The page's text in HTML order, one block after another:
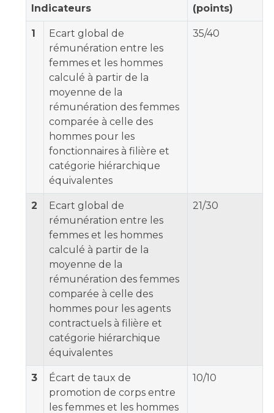
Charte Romain Jacob
Mouvement Parcours Handicap 13
Activité physique
Cancer
Médecine nucléaire
Maladies rares
Maternité Hôpital Nord
Vos représentants
La Commission Des Usagers (CDU)
Les Comités Locaux des Usagers
Le projet des usagers
Adresser un patient
Réseaux de soins
Adresser un examen au Laboratoire de Biologie
Médicale
Radiologie / Imagerie
Cancérologie
Les pôles d'activité médicale
Anatomie et Cytologie Pathologiques
Adresser un examen au Laboratoire d'Infectiologie
Centres de référence Maladies Rares
Plateforme d'Expertise Maladies Rares
Presse / Multimédia
Communiqués de presse
Dossiers de presse
Médiathèque
Fournisseurs
Rôles et missions
Liste des marchés conclus
Indicateurs
(points)
1
Ecart global de
rémunération entre les
femmes et les hommes
calculé à partir de la
moyenne de la
rémunération des femmes
comparée à celle des
hommes pour les
fonctionnaires à filière et
catégorie hiérarchique
équivalentes
35/40
2
Ecart global de
rémunération entre les
femmes et les hommes
calculé à partir de la
moyenne de la
rémunération des femmes
comparée à celle des
hommes pour les agents
contractuels à filière et
catégorie hiérarchique
équivalentes
21/30
3
Écart de taux de
promotion de corps entre
les femmes et les hommes
10/10